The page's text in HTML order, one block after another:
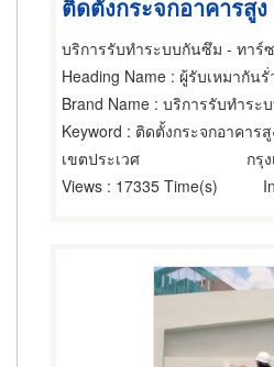
ติดตั้งกระจกอาคารสูง
บริการรับทำระบบกันซึม - ทาร์
Heading Name : ผู้รับเหมากัน
Brand Name : บริการรับทำระ
Keyword : ติดตั้งกระจกอาคารสู
เขตประเวศ
กรุ
Views : 17335 Time(s)